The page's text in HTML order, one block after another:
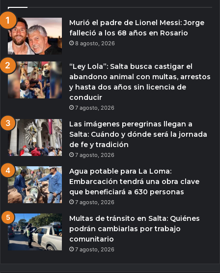
Murió el padre de Lionel Messi: Jorge
falleció a los 68 años en Rosario
8 agosto, 2026
“Ley Lola”: Salta busca castigar el
abandono animal con multas, arrestos
y hasta dos años sin licencia de
conducir
7 agosto, 2026
Las imágenes peregrinas llegan a
Salta: Cuándo y dónde será la jornada
de fe y tradición
7 agosto, 2026
Agua potable para La Loma:
Embarcación tendrá una obra clave
que beneficiará a 630 personas
7 agosto, 2026
Multas de tránsito en Salta: Quiénes
podrán cambiarlas por trabajo
comunitario
7 agosto, 2026